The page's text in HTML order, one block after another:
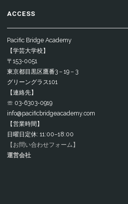
ACCESS
Pacific Bridge Academy
【学芸大学校】
〒153-0051
東京都目黒区鷹番3－19－3
グリーングラス101
【連絡先】
☏ 03-6303-0919
info@pacificbridgeacademy.com
【営業時間】
日曜日定休: 11:00–18:00
【お問い合わせフォーム】
運営会社